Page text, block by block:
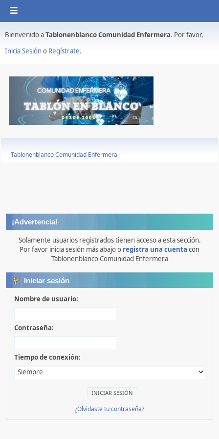
Bienvenido aTablonenblanco Comunidad Enfermera. Por favor,
Inicia Sesióno Regístrate.
Tablonenblanco Comunidad Enfermera
¡Advertencia!
Solamente usuarios registrados tienen acceso a esta sección.
Por favor inicia sesión más abajo o registra una cuenta con
Tablonenblanco Comunidad Enfermera
Iniciar sesión
Nombre de usuario:
Contraseña:
Tiempo de conexión:
¿Olvidaste tu contraseña?